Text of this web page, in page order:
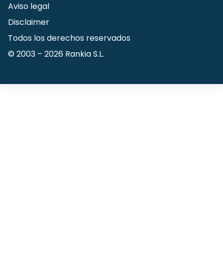
Aviso legal
Disclaimer
Todos los derechos reservados
© 2003 – 2026 Rankia S.L.